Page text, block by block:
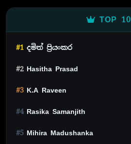
TOP 10
#1 දමිත් ප්‍රියංකර
#2 Hasitha Prasad
#3 K.A Raveen
#4 Rasika Samanjith
#5 Mihira Madushanka